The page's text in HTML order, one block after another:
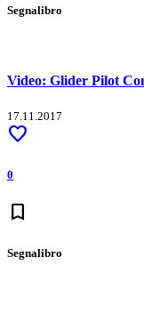
Segnalibro
Video: Glider Pilot
17.11.2017
favorite
0
bookmark
Segnalibro